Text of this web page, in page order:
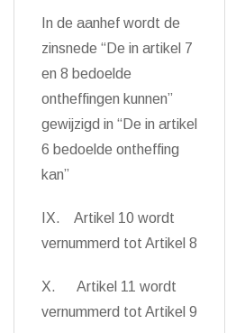
In de aanhef wordt de
zinsnede “De in artikel 7
en 8 bedoelde
ontheffingen kunnen”
gewijzigd in “De in artikel
6 bedoelde ontheffing
kan”
IX. Artikel 10 wordt
vernummerd tot Artikel 8
X. Artikel 11 wordt
vernummerd tot Artikel 9